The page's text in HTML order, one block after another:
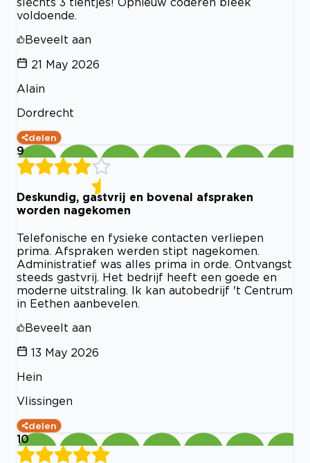
voldoende.
Beveelt aan
21 May 2026
Alain
Dordrecht
delen
9
Deskundig, gastvrij en bovenal afspraken
worden nagekomen
Telefonische en fysieke contacten verliepen
prima. Afspraken werden stipt nagekomen.
Administratief was alles prima in orde. Ontvangst
steeds gastvrij. Het bedrijf heeft een goede en
moderne uitstraling. Ik kan autobedrijf 't Centrum
in Eethen aanbevelen.
Beveelt aan
13 May 2026
Hein
Vlissingen
delen
10